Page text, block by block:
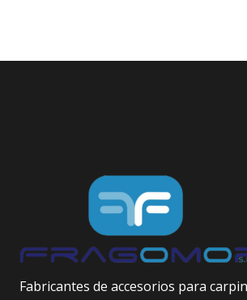
Fabricantes de accesorios para